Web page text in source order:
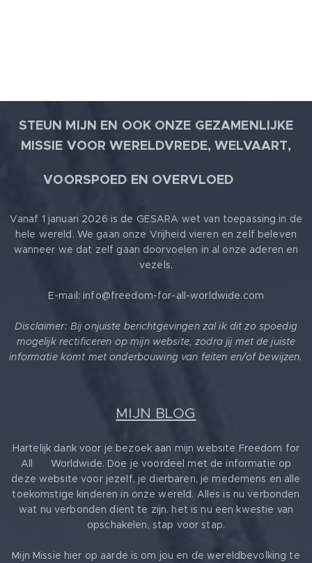
STEUN MIJN EN OOK ONZE GEZAMENLIJKE
MISSIE VOOR WERELDVREDE, WELVAART,
VOORSPOED EN OVERVLOED
Vanaf 1 januari 2026 is de GESARA wet van toepassing in de
hele wereld. We gaan onze Vrijheid vieren en zelf beleven
wanneer we dat zelf gaan doorvoelen in al onze aderen en
vezels.
E-mail: info@freedom-for-all-worldwide.com
Disclaimer: Bij onjuiste berichtgevingen zal ik dit zo spoedig
mogelijk rectificeren op mijn website, zodra jij met de juiste
informatie komt met onderbouwing van feiten en/of bewijzen.
MIJN BLOG
Hartelijk dank voor je bezoek aan mijn website Freedom for
All ❤️ Worldwide. Doe je voordeel met de informatie op
deze website voor jezelf, je dierbaren, je medemens en alle
toekomstige kinderen in onze wereld. Alles is nu verbonden
wat nu verbonden dient te zijn. het is nu een kwestie van
opschakelen, stap voor stap.
Mijn Missie hier op aarde is om jou en de wereldbevolking te